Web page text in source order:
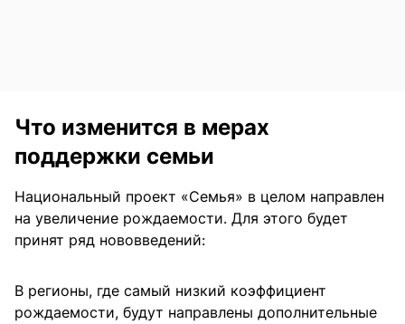
Что изменится в мерах
поддержки семьи
Национальный проект «Семья» в целом направлен
на увеличение рождаемости. Для этого будет
принят ряд нововведений:
В регионы, где самый низкий коэффициент
рождаемости, будут направлены дополнительные